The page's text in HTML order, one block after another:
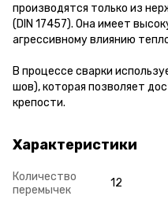
производятся только из
(DIN 17457). Она имеет
агрессивному влиянию
В процессе сварки
шов), которая позволяет
крепости.
Характеристики
Количество
перемычек
12